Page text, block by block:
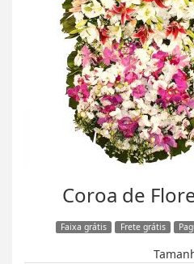
Coroa de
Faixa grátis Frete grátis